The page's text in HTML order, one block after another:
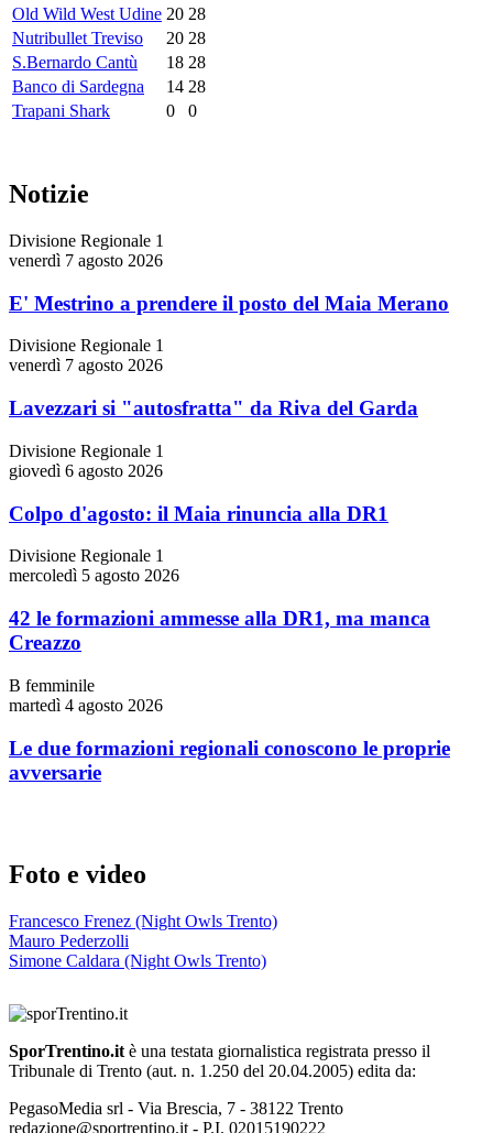
Old Wild West Udine 20 28
Nutribullet Treviso
20 28
S.Bernardo Cantù
18 28
Banco di Sardegna
14 28
Trapani Shark
0 0
Notizie
Divisione Regionale 1
venerdì 7 agosto 2026
E' Mestrino a prendere il posto del Maia Merano
Divisione Regionale 1
venerdì 7 agosto 2026
Lavezzari si "autosfratta" da Riva del Garda
Divisione Regionale 1
giovedì 6 agosto 2026
Colpo d'agosto: il Maia rinuncia alla DR1
Divisione Regionale 1
mercoledì 5 agosto 2026
42 le formazioni ammesse alla DR1, ma manca
Creazzo
B femminile
martedì 4 agosto 2026
Le due formazioni regionali conoscono le proprie
avversarie
Foto e video
Francesco Frenez (Night Owls Trento)
Mauro Pederzolli
Simone Caldara (Night Owls Trento)
SporTrentino.it è una testata giornalistica registrata presso il
Tribunale di Trento (aut. n. 1.250 del 20.04.2005) edita da:
PegasoMedia srl - Via Brescia, 7 - 38122 Trento
redazione@sportrentino.it - P.I. 02015190222